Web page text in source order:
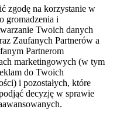
na korzystanie w
gromadzenia i
Twoich danych
Zaufanych Partnerów a
Partnerom
marketingowych (w tym
do Twoich
i pozostałych, które
decyzję w sprawie